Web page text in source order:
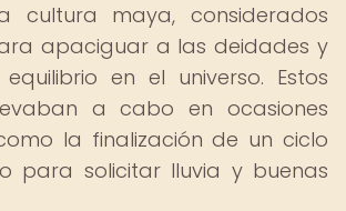
cultura maya, considerados
apaciguar a las deidades y
en el universo. Estos
a cabo en ocasiones
la finalización de un ciclo
para solicitar lluvia y buenas